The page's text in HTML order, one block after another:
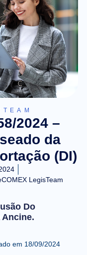
2024 –
da
(DI)
LegisTeam
Do
em 18/09/2024